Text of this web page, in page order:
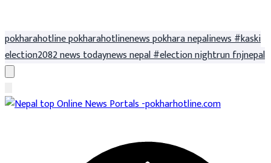
pokharahotlinepokharahotlinenewspokharanepalinews#kaski
election2082newstodaynewsnepal#electionnightrunfnjnepal